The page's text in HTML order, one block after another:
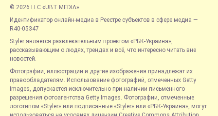
© 2026 LLC «UBT MEDIA»
Идентификатор онлайн-медиа в Реестре субъектов в сфере медиа —
R40-05347
Styler является развлекательным проектом «РБК-Украина»,
рассказывающим о людях, трендах и всё, что интересно читать вне
новостей.
Фотографии, иллюстрации и другие изображения принадлежат их
правообладателям. Использование фотографий, отмеченных Getty
Images, допускается исключительно при наличии письменного
разрешения фотоагентства Getty Images. Фотографии, отмеченные
логотипом «Styler» или подписанные «Styler» или «РБК-Украина», могут